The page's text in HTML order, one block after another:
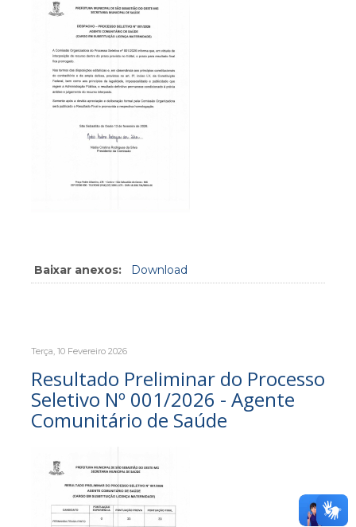
Baixar anexos: Download
Terça, 10 Fevereiro 2026
Resultado Preliminar do Processo
Seletivo Nº 001/2026 - Agente
Comunitário de Saúde